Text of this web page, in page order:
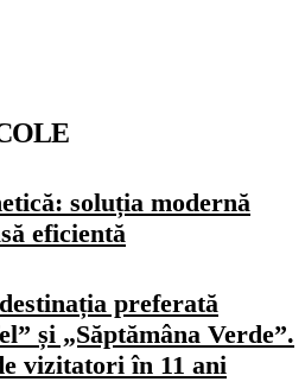
soluția modernă
eficientă
preferată
și „Săptămâna Verde”.
vizitatori în 11 ani